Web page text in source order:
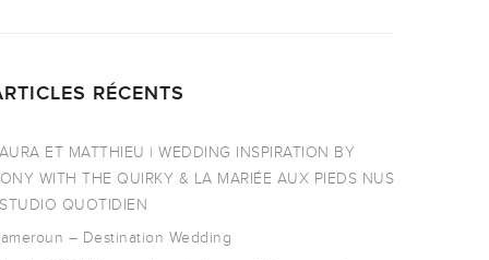
RÉCENTS
ET MATTHIEU | WEDDING INSPIRATION BY
WITH THE QUIRKY & LA MARIÉE AUX PIEDS NUS
QUOTIDIEN
– Destination Wedding